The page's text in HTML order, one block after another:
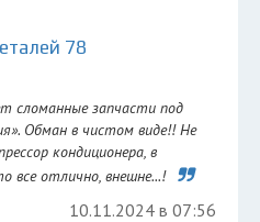
78
сломанные запчасти под
Обман в чистом виде!! Не
кондиционера, в
все отлично, внешне...!
10.11.2024 в 07:56